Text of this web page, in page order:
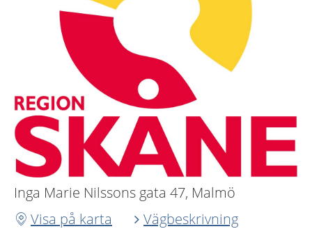
Inga Marie Nilssons gata 47, Malmö
Visa på karta
Vägbeskrivning